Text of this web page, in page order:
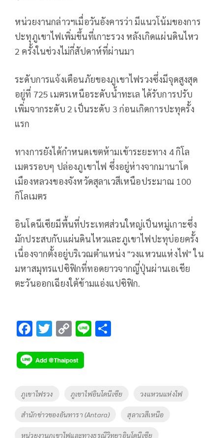
หน่วยงานกล่าวฯเมื่อวันอังคารว่า มีแนวโน้มของการ
ปะทุภูเขาไฟเพิ่มขึ้นที่เกาะรวง หลังเกิดแผ่นดินไหว
2 ครั้งในช่วงไม่กี่สัปดาห์ที่ผ่านมา
ระดับการแจ้งเตือนภัยของภูเขาไฟรวงซึ่งมีจุดสูงสุด
อยู่ที่ 725 เมตรเหนือระดับน้ำทะเล ได้รับการปรับ
เพิ่มจากระดับ 2 เป็นระดับ 3 ก่อนเกิดการปะทุครั้ง
แรก
ทางการยังได้กำหนดเขตห้ามเข้าระยะทาง 4 กิโล
เมตรรอบๆ ปล่องภูเขาไฟ ซึ่งอยู่ห่างจากมานาโด
เมืองหลวงของจังหวัดสุลาเวสีเหนือประมาณ 100
กิโลเมตร
อินโดนีเซียมีพื้นที่ประเทศส่วนใหญ่เป็นหมู่เกาะซึ่ง
มักประสบกับแผ่นดินไหวและภูเขาไฟปะทุบ่อยครั้ง
เนื่องจากตั้งอยู่บริเวณตำแหน่ง "วงแหวนแห่งไฟ" ใน
มหาสมุทรแปซิฟิกที่ทอดยาวจากญี่ปุ่นผ่านเอเชีย
ตะวันออกเฉียงใต้ข้ามแอ่งแปซิฟิก.
F
e
b
o
o
k
T
tt
er
C
p
y
Li
k
Li
Tags
ภูเขาไฟรวง ภูเขาไฟอินโดนีเซีย วงแหวนแห่งไฟ
สำนักข่าวของอันทารา (Antara) สุลาเวสีเหนือ
หน่วยงานภูเขาไฟและทางธรณีวิทยาอินโดนีเซีย